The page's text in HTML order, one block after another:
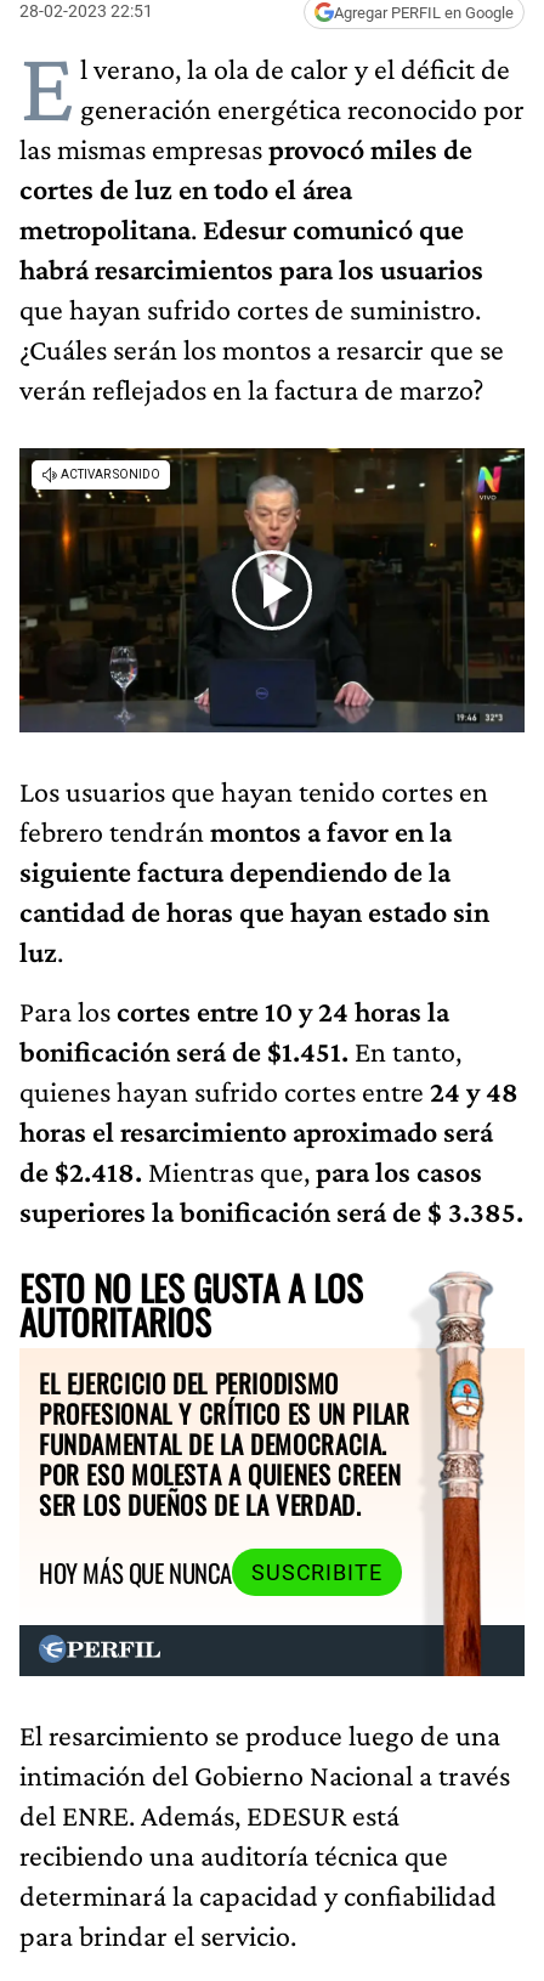
28-02-2023 22:51 Agregar PERFIL en Google
E l verano, la ola de calor y el déficit de
generación energética reconocido por
las mismas empresasprovocó miles de
cortes de luz en todo el área
metropolitana. Edesur comunicó que
habrá resarcimientos para los usuarios
que hayan sufrido cortes de suministro.
¿Cuáles serán los montos a resarcir que se
verán reflejados en la factura de marzo?
Los usuarios que hayan tenido cortes en
febrero tendrán montos a favor en la
siguiente factura dependiendo de la
cantidad de horas que hayan estado sin
luz.
Para loscortes entre 10 y 24 horas la
bonificación será de $1.451. En tanto,
quienes hayan sufrido cortes entre 24 y 48
horas el resarcimiento aproximado será
de $2.418. Mientras que,para los casos
superiores la bonificación será de $ 3.385.
ESTO NO LES GUSTA A LOS
AUTORITARIOS
EL EJERCICIO DEL PERIODISMO
PROFESIONAL Y CRÍTICO ES UN PILAR
FUNDAMENTAL DE LA DEMOCRACIA.
POR ESO MOLESTA A QUIENES CREEN
SER LOS DUEÑOS DE LA VERDAD.
HOY MÁS QUE NUNCA
SUSCRIBITE
El resarcimiento se produce luego de una
intimación del Gobierno Nacional a través
del ENRE. Además, EDESUR está
recibiendo una auditoría técnica que
determinará la capacidad y confiabilidad
para brindar el servicio.